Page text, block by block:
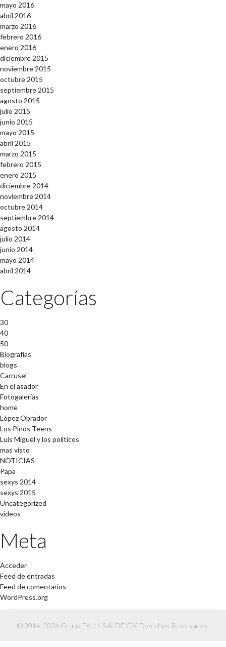
mayo 2016
abril 2016
marzo 2016
febrero 2016
enero 2016
diciembre 2015
noviembre 2015
octubre 2015
septiembre 2015
agosto 2015
julio 2015
junio 2015
mayo 2015
abril 2015
marzo 2015
febrero 2015
enero 2015
diciembre 2014
noviembre 2014
octubre 2014
septiembre 2014
agosto 2014
julio 2014
junio 2014
mayo 2014
abril 2014
Categorías
30
40
50
Biografías
blogs
Carrusel
En el asador
Fotogalerías
home
López Obrador
Los Pinos Teens
Luis Miguel y los políticos
mas visto
NOTICIAS
Papa
sexys 2014
sexys 2015
Uncategorized
videos
Meta
Acceder
Feed de entradas
Feed de comentarios
WordPress.org
© 2014-2026 Grupo F6-11 S.A. DE C.V. Derechos Reservados.